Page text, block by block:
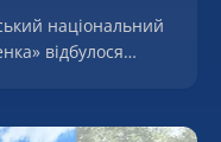
національний
відбулося